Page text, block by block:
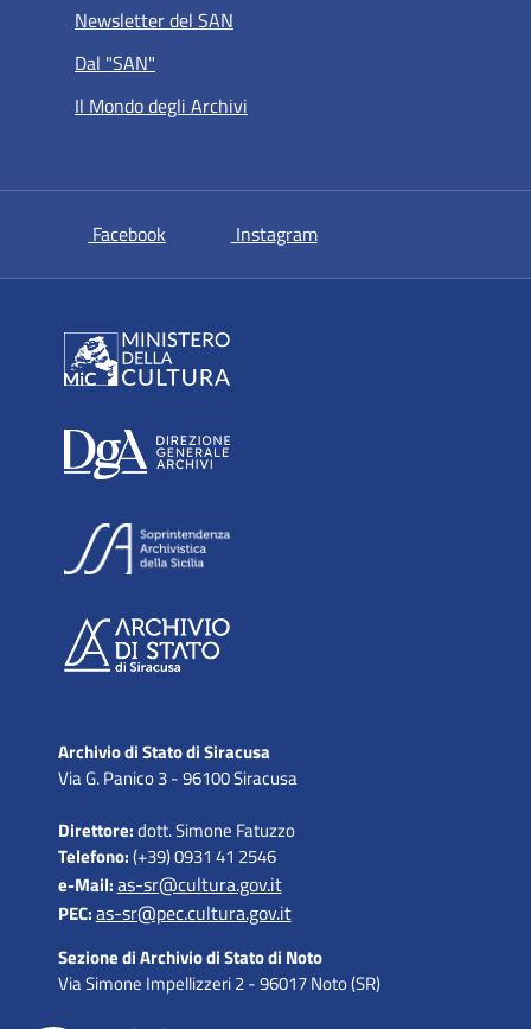
Newsletter del SAN
Dal "SAN"
Il Mondo degli Archivi
Facebook si apre in una nuova scheda
Instagramsi apre in una nuova
Archivio di Stato di Siracusa
Via G. Panico 3 - 96100 Siracusa
Direttore:dott. Simone Fatuzzo
Telefono:(+39) 0931 41 2546
e-Mail:as-sr@cultura.gov.it
PEC:as-sr@pec.cultura.gov.it
Sezione di Archivio di Stato di Noto
Via Simone Impellizzeri 2 - 96017 Noto (SR)